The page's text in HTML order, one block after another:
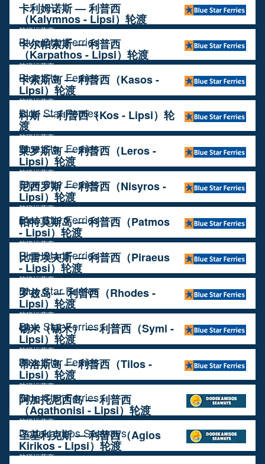
卡利姆诺斯 — 利普西
（Kalymnos - Lipsi）轮渡
航班运营商
Blue Star Ferries
卡尔帕索斯 — 利普西
（Karpathos - Lipsi）轮渡
航班运营商
Blue Star Ferries
卡索斯岛 — 利普西（Kasos -
Lipsi）轮渡
航班运营商
Blue Star Ferries
科斯 — 利普西（Kos - Lipsi）轮
渡
航班运营商
Blue Star Ferries
莱罗斯岛 — 利普西（Leros -
Lipsi）轮渡
航班运营商
Blue Star Ferries
尼西罗斯 — 利普西（Nisyros -
Lipsi）轮渡
航班运营商
Blue Star Ferries
帕特莫斯岛 — 利普西（Patmos
- Lipsi）轮渡
航班运营商
Blue Star Ferries
比雷埃夫斯 — 利普西（Piraeus
- Lipsi）轮渡
航班运营商
Blue Star Ferries
罗兹岛 — 利普西（Rhodes -
Lipsi）轮渡
航班运营商
Blue Star Ferries
锡米（锡米） — 利普西（Symi -
Lipsi）轮渡
航班运营商
Blue Star Ferries
蒂洛斯岛 — 利普西（Tilos -
Lipsi）轮渡
航班运营商
Blue Star Ferries
阿加托尼西岛 — 利普西
（Agathonisi - Lipsi）轮渡
航班运营商
Dodekanisos Seaways
圣基利克斯 — 利普西（Agios
Kirikos - Lipsi）轮渡
航班运营商